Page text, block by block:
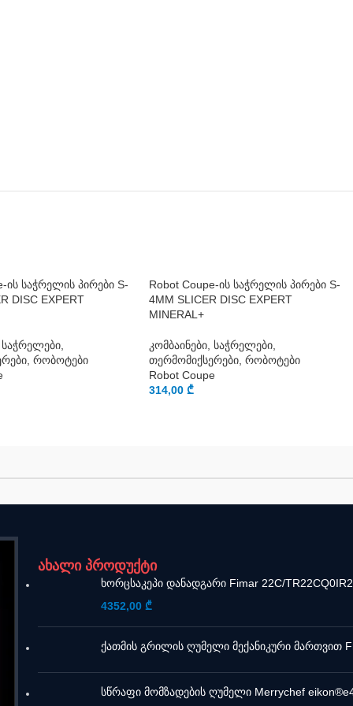
ის საჭრელის პირები S-
DISC EXPERT
საჭრელები,
რობოტები
Robot Coupe-ის საჭრელის პირები S-
4MM SLICER DISC EXPERT
MINERAL+
კომბაინები, საჭრელები,
თერმომიქსერები, რობოტები
Robot Coupe
314,00₾
ახალი პროდუქტი
ხორცსაკეპი დანადგარი Fimar 22C/
4352,00 ₾
ქათმის გრილის ღუმელი მექანიკური მართვით
სწრაფი მომზადების ღუმელი Merrychef